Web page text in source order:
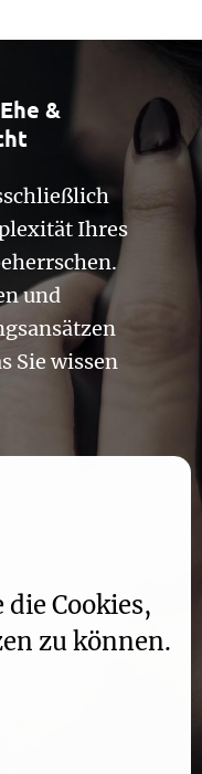
&
Ihres
und
Sie wissen
wird dieser
Cookies,
zu können.